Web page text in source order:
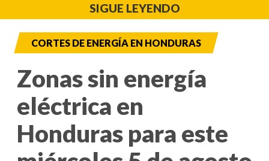
SIGUE LEYENDO
CORTES DE ENERGÍA EN HONDURAS
Zonas sin energía
eléctrica en
Honduras para este